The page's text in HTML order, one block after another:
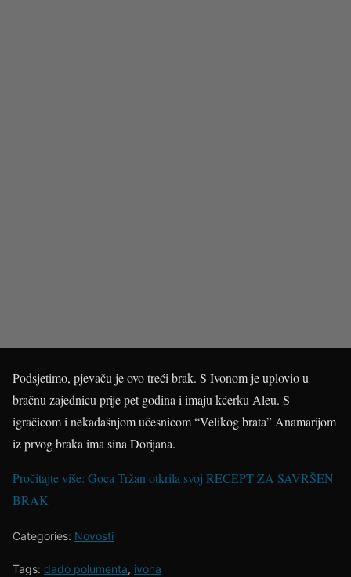
Podsjetimo, pjevaču je ovo treći brak. S Ivonom je uplovio u
bračnu zajednicu prije pet godina i imaju kćerku Aleu. S
igračicom i nekadašnjom učesnicom “Velikog brata” Anamarijom
iz prvog braka ima sina Dorijana.
Pročitajte više: Goca Tržan otkrila svoj RECEPT ZA SAVRŠEN
BRAK
Categories: Novosti
Tags: dado polumenta, ivona